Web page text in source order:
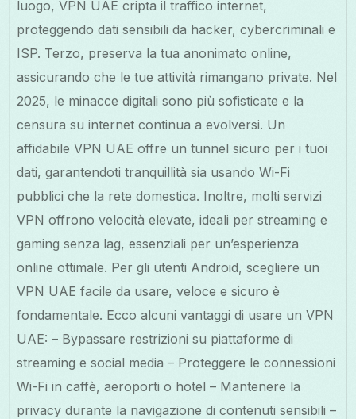
luogo, VPN UAE cripta il traffico internet,
proteggendo dati sensibili da hacker, cybercriminali e
ISP. Terzo, preserva la tua anonimato online,
assicurando che le tue attività rimangano private. Nel
2025, le minacce digitali sono più sofisticate e la
censura su internet continua a evolversi. Un
affidabile VPN UAE offre un tunnel sicuro per i tuoi
dati, garantendoti tranquillità sia usando Wi-Fi
pubblici che la rete domestica. Inoltre, molti servizi
VPN offrono velocità elevate, ideali per streaming e
gaming senza lag, essenziali per un’esperienza
online ottimale. Per gli utenti Android, scegliere un
VPN UAE facile da usare, veloce e sicuro è
fondamentale. Ecco alcuni vantaggi di usare un VPN
UAE: – Bypassare restrizioni su piattaforme di
streaming e social media – Proteggere le connessioni
Wi-Fi in caffè, aeroporti o hotel – Mantenere la
privacy durante la navigazione di contenuti sensibili –